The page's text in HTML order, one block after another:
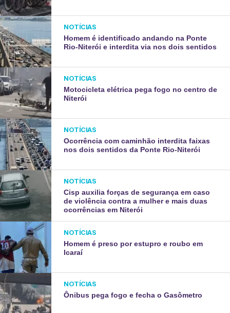
NOTÍCIAS
Homem é identificado andando na Ponte
Rio-Niterói e interdita via nos dois sentidos
NOTÍCIAS
Motocicleta elétrica pega fogo no centro de
Niterói
NOTÍCIAS
Ocorrência com caminhão interdita faixas
nos dois sentidos da Ponte Rio-Niterói
NOTÍCIAS
Cisp auxilia forças de segurança em caso
de violência contra a mulher e mais duas
ocorrências em Niterói
NOTÍCIAS
Homem é preso por estupro e roubo em
Icaraí
NOTÍCIAS
Ônibus pega fogo e fecha o Gasômetro